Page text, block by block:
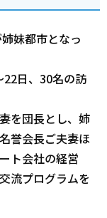
妹都市となっ
日、30名の訪
を団長とし、姉
誉会長ご夫妻ほ
ト会社の経営
流プログラムを